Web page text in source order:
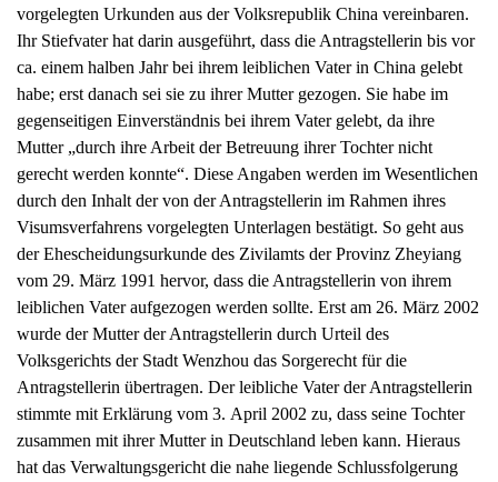
vorgelegten Urkunden aus der Volksrepublik China vereinbaren.
Ihr Stiefvater hat darin ausgeführt, dass die Antragstellerin bis vor
ca. einem halben Jahr bei ihrem leiblichen Vater in China gelebt
habe; erst danach sei sie zu ihrer Mutter gezogen. Sie habe im
gegenseitigen Einverständnis bei ihrem Vater gelebt, da ihre
Mutter „durch ihre Arbeit der Betreuung ihrer Tochter nicht
gerecht werden konnte“. Diese Angaben werden im Wesentlichen
durch den Inhalt der von der Antragstellerin im Rahmen ihres
Visumsverfahrens vorgelegten Unterlagen bestätigt. So geht aus
der Ehescheidungsurkunde des Zivilamts der Provinz Zheyiang
vom 29. März 1991 hervor, dass die Antragstellerin von ihrem
leiblichen Vater aufgezogen werden sollte. Erst am 26. März 2002
wurde der Mutter der Antragstellerin durch Urteil des
Volksgerichts der Stadt Wenzhou das Sorgerecht für die
Antragstellerin übertragen. Der leibliche Vater der Antragstellerin
stimmte mit Erklärung vom 3. April 2002 zu, dass seine Tochter
zusammen mit ihrer Mutter in Deutschland leben kann. Hieraus
hat das Verwaltungsgericht die nahe liegende Schlussfolgerung